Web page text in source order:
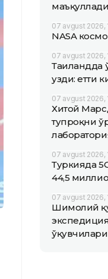
маъқуллади
07 avgust 2026,
NASA
07 avgust 2026,
Таиландда
узди: етти
07 avgust 2026,
Хитой
тупроқни
07 avgust 2026,
Туркияда
44,5
07 avgust 2026,
Шимолий